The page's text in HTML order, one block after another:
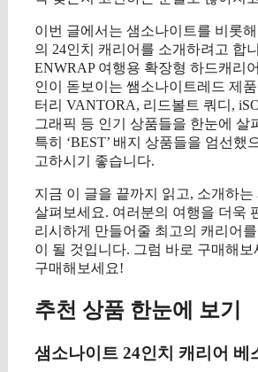
이번 글에서는 샘소나이트를 비롯
의 24인치 캐리어를 소개하려고 합
ENWRAP 여행용 확장형 하드캐리
인이 돋보이는 쌤소나이트레드 제
터리 VANTORA, 리드볼트 쿼디,
그래픽 등 인기 상품들을 한눈에 살
특히 ‘BEST’ 배지 상품들을 엄선했
고하시기 좋습니다.
지금 이 글을 끝까지 읽고, 소개하는
살펴보세요. 여러분의 여행을 더욱
리시하게 만들어줄 최고의 캐리어
이 될 것입니다. 그럼 바로 구매해보
구매해보세요!
추천 상품 한눈에 보기
샘소나이트 24인치 캐리어 베